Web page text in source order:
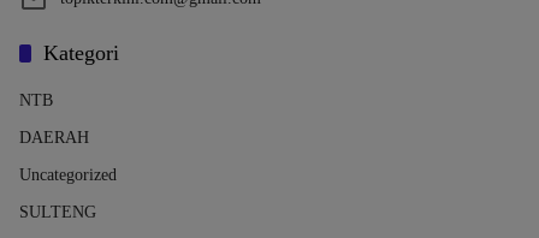
Kategori
NTB
DAERAH
Uncategorized
SULTENG